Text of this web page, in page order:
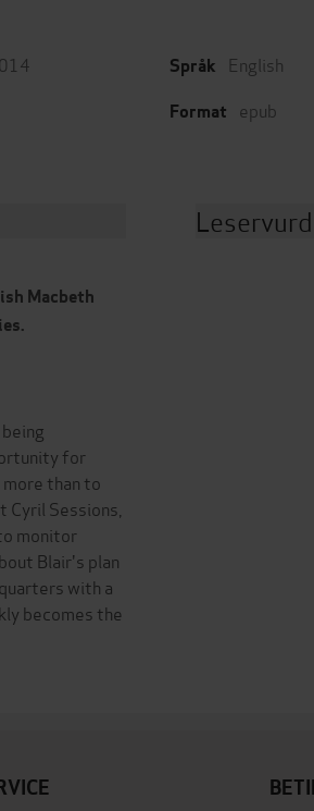
Språk English
Format epub
Macbeth
for
than to
Sessions,
monitor
Blair's plan
with a
becomes the